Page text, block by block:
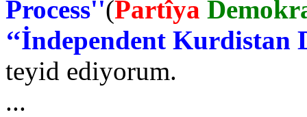
Process''(Partîya
‘‘İndependent Kurdistan
teyid ediyorum.
...